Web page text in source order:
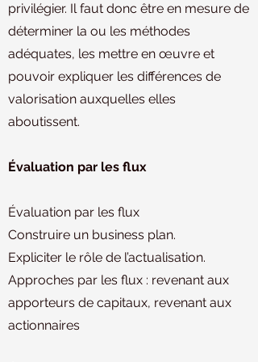
privilégier. Il faut donc être en mesure de
déterminer la ou les méthodes
adéquates, les mettre en œuvre et
pouvoir expliquer les différences de
valorisation auxquelles elles
aboutissent.
Évaluation par les flux
Évaluation par les flux
Construire un business plan.
Expliciter le rôle de l’actualisation.
Approches par les flux : revenant aux
apporteurs de capitaux, revenant aux
actionnaires